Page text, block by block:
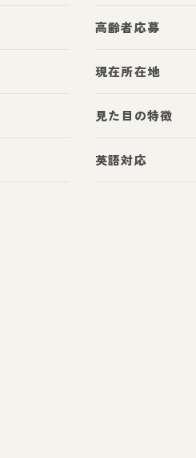
高齢者応募
現在所在地
見た目の特徴
英語対応